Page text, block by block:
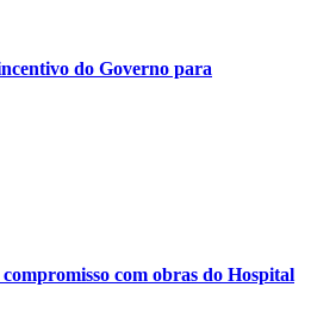
do Governo para
com obras do Hospital